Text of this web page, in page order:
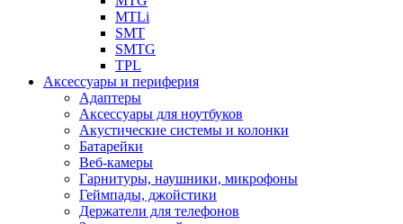
MTLi
SMT
SMTG
TPL
Аксессуары и периферия
Адаптеры
Аксессуары для ноутбуков
Акустические системы и колонки
Батарейки
Веб-камеры
Гарнитуры, наушники, микрофоны
Геймпады, джойстики
Держатели для телефонов